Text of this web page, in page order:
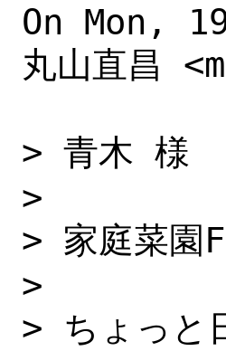
On Mon,
丸山直昌
> 青木 様
>
> 家庭菜園
>
> ちょっと